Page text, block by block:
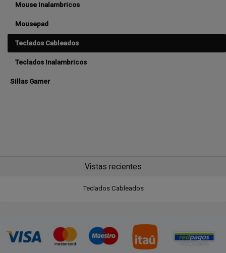
Mouse Inalambricos
Mousepad
Teclados Cableados
Teclados Inalambricos
Sillas Gamer
Vistas recientes
Teclados Cableados